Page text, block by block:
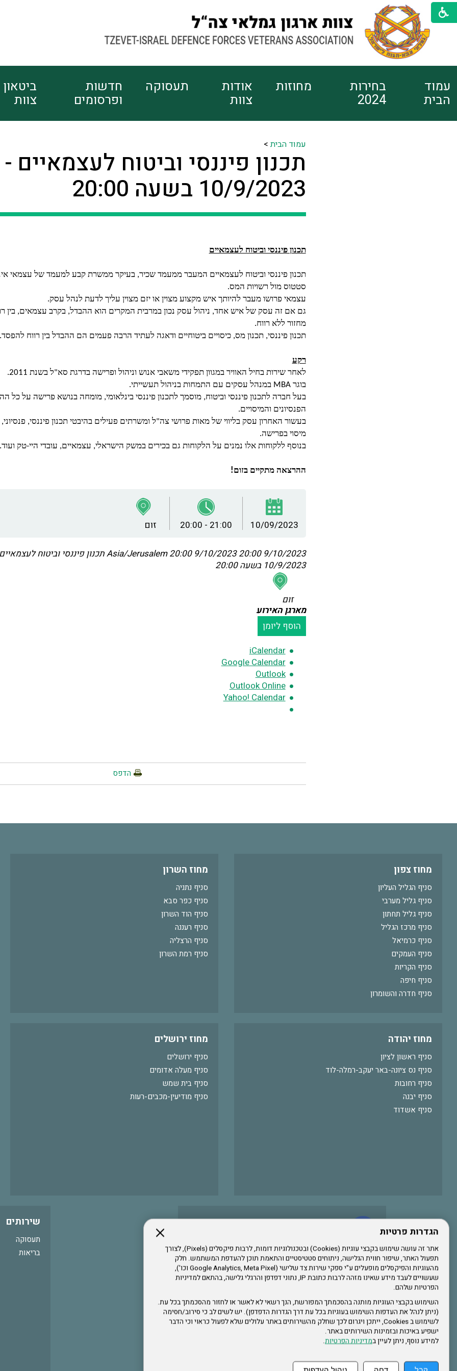
הגדרות פרטיות
אתר זה עושה שימוש בקבצי עוגיות (Cookies) ובטכנולוגיות דומות, לרבות פיקסלים (Pixels), לצורך
תפעול האתר, שיפור חווית הגלישה, ניתוחים סטטיסטיים והתאמת תוכן להעדפת המשתמש. חלק
מהעוגיות והפיקסלים מופעלים ע"י ספקי שירות צד שלישי (Google Analytics, Meta Pixel וכו'),
שעשויים לעבד מידע שאינו מזהה לרבות כתובת IP, נתוני דפדפן והרגלי גלישה, בהתאם למדיניות
הפרטיות שלהם.
השימוש בקבצי העוגיות מותנה בהסכמתך המפורשת, הנך רשאי לא לאשר או לחזור מהסכמתך בכל עת.
(ניתן לנהל את העדפות השימוש בעוגיות בכל עת דרך הגדרות הדפדפן). יש לשים לב כי סירוב/חסימה
לשימוש ב Cookies, ייתכן ויגרום לכך שחלק מהשירותים באתר עלולים שלא לפעול כראוי וכי הדבר
ישפיע באיכות ובזמינות השירותים באתר.
למידע נוסף, ניתן לעיין במדיניות הפרטיות.
עמוד
הבית
בחירות
2024
מחוזות אודות
צוות
תעסוקה חדשות
ופרסומים
ביטאון
צוות
עמוד הבית>
תכנון פיננסי וביטוח לעצמאיים -
10/9/2023 בשעה 20:00
תכנון פיננסי וביטוח לעצמאיים
תכנון פיננסי וביטוח לעצמאיים המעבר ממעמד שכיר, בעיקר ממשרת קבע למעמד של עצמאי
סטטוס מול רשויות המס.
עצמאי פרושו מעבר להיותך איש מקצוע מצוין או יזם מצוין עליך לדעת לנהל עסק.
גם אם זה עסק של איש אחד, ניהול עסק נכון במרבית המקרים הוא ההבדל, בקרב עצמאים, בין
מחזור ללא רווח.
תכנון פיננסי, תכנון מס, כיסויים ביטוחיים ודאגה לעתיד הרבה פעמים הם ההבדל בין רווח
רקע
לאחר שירות בחיל האוויר במגוון תפקידי משאבי אנוש וניהול ופרישה בדרגת סא"ל בשנת 2011.
בוגר MBA במנהל עסקים עם התמחות בניהול תעשייתי.
בעל חברה לתכנון פיננסי וביטוח, מוסמך לתכנון פיננסי בינלאומי, מומחה בנושא פרישה על כל
הפנסיונים והמיסויים.
בעשור האחרון עסק בליווי של מאות פרושי צה"ל ומשרתים פעילים בהיבטי תכנון פיננסי, פנסיוני,
מיסוי בפרישה.
בנוסף ללקוחות אלו נמנים על הלקוחות גם בכירים במשק הישראלי, עצמאיים, עובדי היי-טק
ההרצאה מתקיים בזום!
10/09/2023
20:00 - 21:00 זום
9/10/2023 20:00
9/10/2023 20:00
Asia/Jerusalemתכנון פיננסי וביטוח
10/9/2023 בשעה 20:00
זום
מארגן האירוע
הוסף ליומן
iCalendar
Google Calendar
Outlook
Outlook Online
Yahoo! Calendar
הדפס
מחוז צפון
סניף הגליל העליון
סניף גליל מערבי
סניף גליל תחתון
סניף מרכז הגליל
סניף כרמיאל
סניף העמקים
סניף הקריות
סניף חיפה
סניף חדרה והשומרון
מחוז השרון
סניף נתניה
סניף כפר סבא
סניף הוד השרון
סניף רעננה
סניף הרצליה
סניף רמת השרון
מחוז יהודה
סניף ראשון לציון
סניף נס ציונה-באר יעקב-רמלה-לוד
סניף רחובות
סניף יבנה
סניף אשדוד
מחוז ירושלים
סניף ירושלים
סניף מעלה אדומים
סניף בית שמש
סניף מודיעין-מכבים-רעות
הרשמו לערוץ היוטיוב שלנו
אתר צה"ל
שירותים
תעסוקה
בריאות